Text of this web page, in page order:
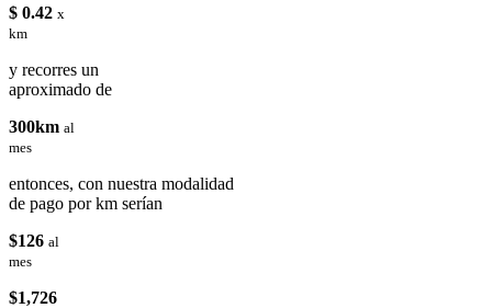
$ 0.42 x
km
y recorres un
aproximado de
300km al
mes
entonces, con nuestra modalidad
de pago por km serían
$126 al
mes
$1,726